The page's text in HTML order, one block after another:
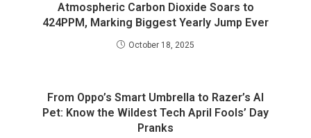
Atmospheric Carbon Dioxide Soars to
424PPM, Marking Biggest Yearly Jump Ever
October 18, 2025
From Oppo’s Smart Umbrella to Razer’s AI
Pet: Know the Wildest Tech April Fools’ Day
Pranks